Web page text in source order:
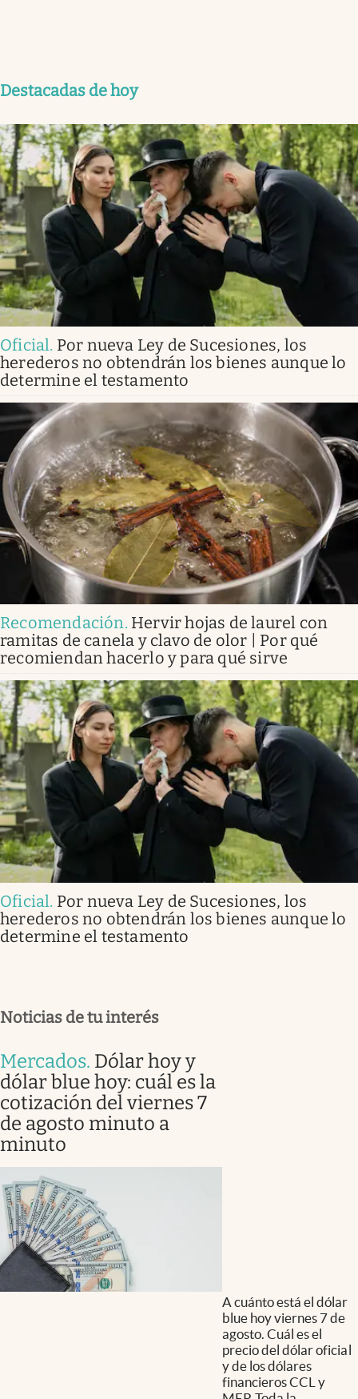
Destacadas de hoy
Oficial. Por nueva Ley de Sucesiones, los
herederos no obtendrán los bienes aunque lo
determine el testamento
Recomendación. Hervir hojas de laurel con
ramitas de canela y clavo de olor | Por qué
recomiendan hacerlo y para qué sirve
Oficial. Por nueva Ley de Sucesiones, los
herederos no obtendrán los bienes aunque lo
determine el testamento
Noticias de tu interés
Mercados. Dólar hoy y
dólar blue hoy: cuál es la
cotización del viernes 7
de agosto minuto a
minuto
A cuánto está el dólar
blue hoy viernes 7 de
agosto. Cuál es el
precio del dólar oficial
y de los dólares
financieros CCL y